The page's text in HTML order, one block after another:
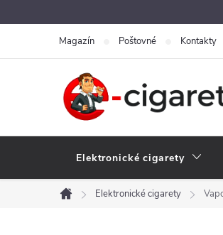
na
Magazín Poštovné Kontakty
Elektronické cigarety
Domů
Elektronické cigarety